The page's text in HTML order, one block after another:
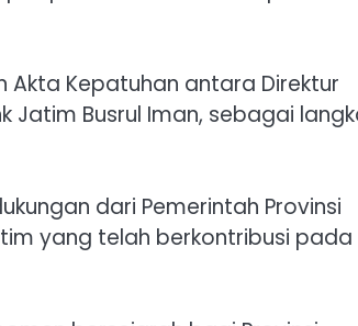
Akta Kepatuhan antara Direktur
Jatim Busrul Iman, sebagai
dari Pemerintah Provinsi
yang telah berkontribusi pada